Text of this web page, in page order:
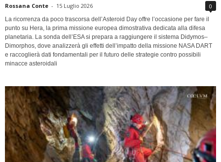
Rossana Conte - 15 Luglio 2026 0
La ricorrenza da poco trascorsa dell’Asteroid Day offre l’occasione per fare il
punto su Hera, la prima missione europea dimostrativa dedicata alla difesa
planetaria. La sonda dell’ESA si prepara a raggiungere il sistema Didymos–
Dimorphos, dove analizzerà gli effetti dell’impatto della missione NASA DART
e raccoglierà dati fondamentali per il futuro delle strategie contro possibili
minacce asteroidali